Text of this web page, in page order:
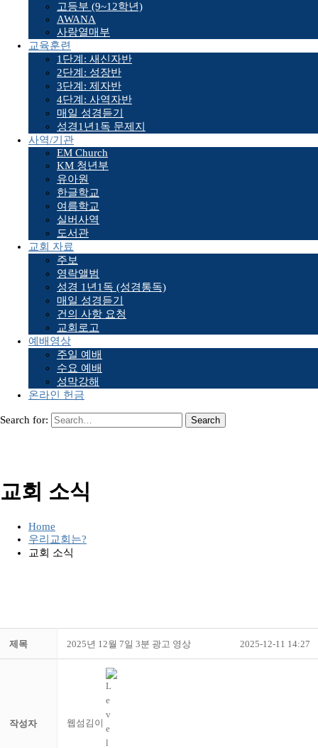
고등부 (9~12학년)
AWANA
사랑열매부
교육훈련
1단계: 새신자반
2단계: 성장반
3단계: 제자반
4단계: 사역자반
매일 성경듣기
성경1년1독 문제지
사역/기관
EM Church
KM 청년부
유아원
한글학교
여름학교
실버사역
도서관
교회 자료
주보
영락앨범
성경 1년1독 (성경통독)
매일 성경듣기
건의 사항 요청
교회로고
예배영상
주일 예배
수요 예배
성막강해
온라인 헌금
Search for:
교회 소식
Home
우리교회는?
교회 소식
제목 2025년 12월 7일 3분 광고 영상 2025-12-11 14:27
작성자 웹섬김이